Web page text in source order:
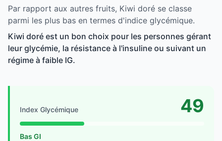
Par rapport aux autres fruits, Kiwi doré se classe
parmi les plus bas en termes d'indice glycémique.
Kiwi doré est un bon choix pour les personnes gérant
leur glycémie, la résistance à l'insuline ou suivant un
régime à faible IG.
Index Glycémique 49
Bas GI